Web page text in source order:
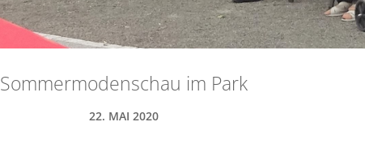
Sommermodenschau im Park
22. MAI 2020